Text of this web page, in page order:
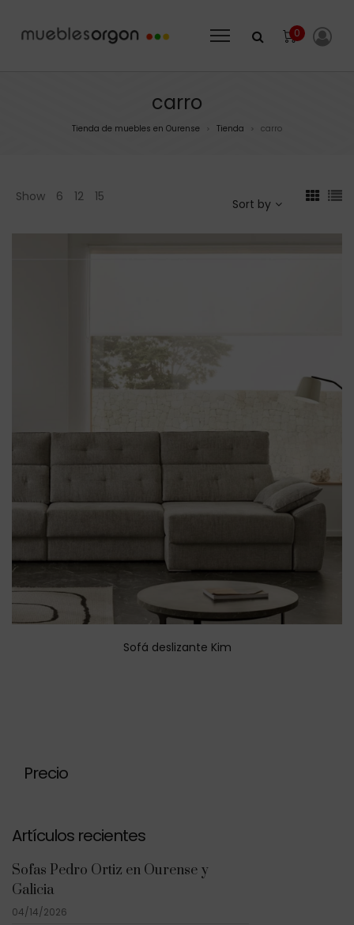
0
carro
Tienda de muebles en Ourense > Tienda > carro
Show 6 12 15 Sort by
Sofá deslizante Kim
Precio
Artículos recientes
Sofas Pedro Ortiz en Ourense y
Galicia
04/14/2026